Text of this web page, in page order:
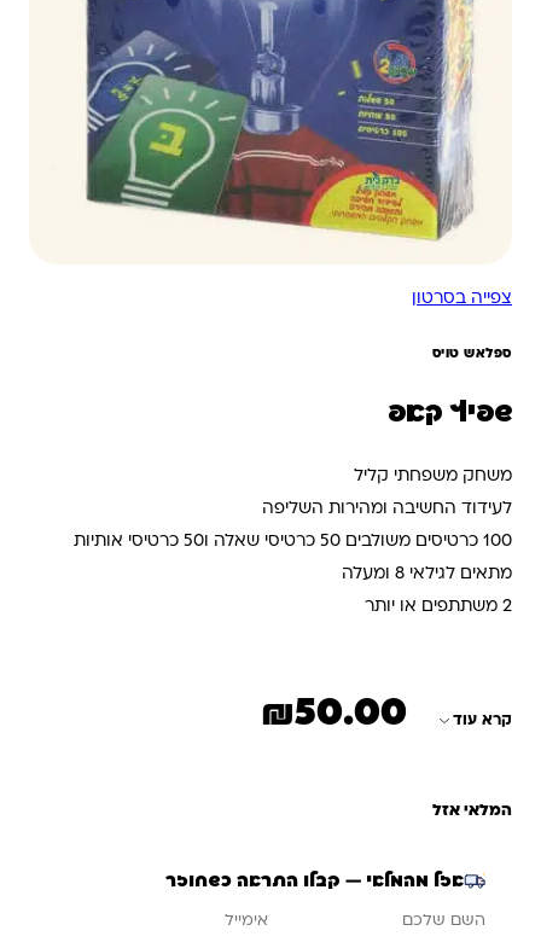
צפייה בסרטון
ספלאש טויס
שפיץ קאפ
משחק משפחתי קליל
לעידוד החשיבה ומהירות השליפה
100 כרטיסים משולבים 50 כרטיסי שאלה ו50 כרטיסי אותיות
מתאים לגילאי 8 ומעלה
2 משתתפים או יותר
קרא עוד ₪50.00
המלאי אזל
אזל מהמלאי — קבלו התראה כשחוזר